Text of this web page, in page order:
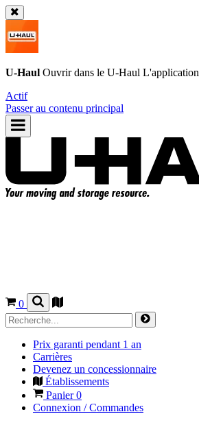
U-Haul Ouvrir dans le U-Haul L'application
Actif
Passer au contenu principal
0
Prix garanti pendant 1 an
Carrières
Devenez un concessionnaire
Établissements
Panier0
Connexion / Commandes